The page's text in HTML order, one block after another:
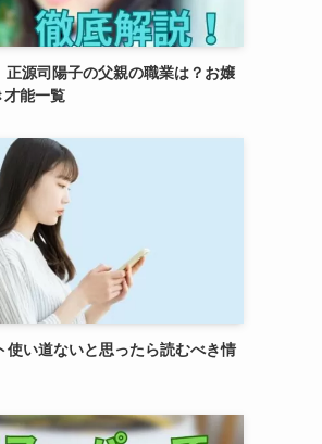
正源司陽子の父親の職業は？お嬢
才能一覧
使い道ないと思ったら読むべき情